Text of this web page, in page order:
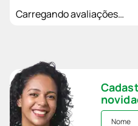
Carregando avaliações…